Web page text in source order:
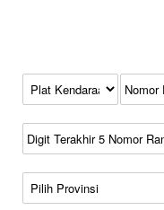
Kode Plat Kendaraan
No Plat
No Seri
No Rangka
Wilayah